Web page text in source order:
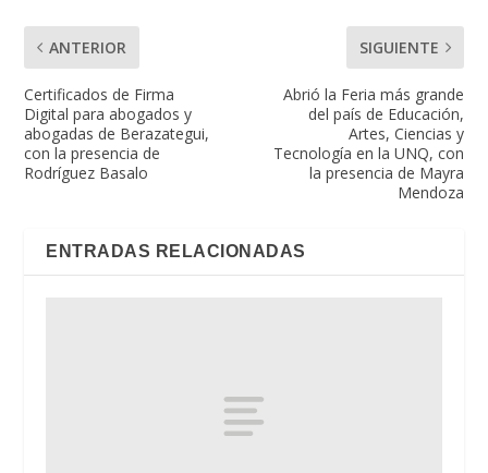
ANTERIOR
Certificados de Firma
Digital para abogados y
abogadas de Berazategui,
con la presencia de
Rodríguez Basalo
SIGUIENTE
Abrió la Feria más grande
del país de Educación,
Artes, Ciencias y
Tecnología en la UNQ, con
la presencia de Mayra
Mendoza
ENTRADAS RELACIONADAS